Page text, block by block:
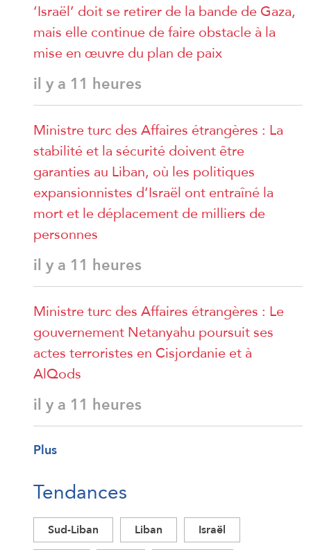
‘Israël’ doit se retirer de la bande de Gaza,
mais elle continue de faire obstacle à la
mise en œuvre du plan de paix
il y a 11 heures
Ministre turc des Affaires étrangères : La
stabilité et la sécurité doivent être
garanties au Liban, où les politiques
expansionnistes d’Israël ont entraîné la
mort et le déplacement de milliers de
personnes
il y a 11 heures
Ministre turc des Affaires étrangères : Le
gouvernement Netanyahu poursuit ses
actes terroristes en Cisjordanie et à
AlQods
il y a 11 heures
Plus
Tendances
Sud-Liban Liban
Israël